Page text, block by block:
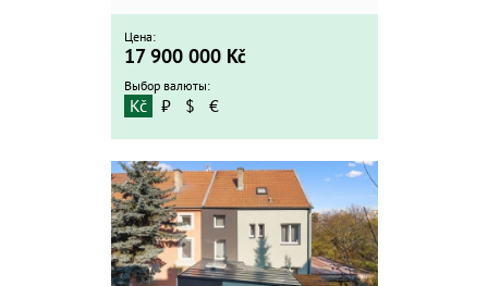
Цена:
17 900 000 Kč
Выбор валюты:
Kč ₽ $ €